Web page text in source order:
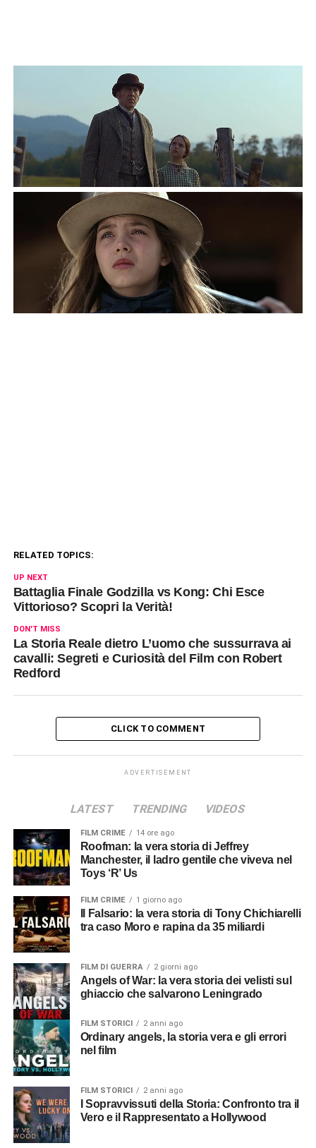
RELATED TOPICS:
UP NEXT
Battaglia Finale Godzilla vs Kong: Chi Esce
Vittorioso? Scopri la Verità!
DON'T MISS
La Storia Reale dietro L’uomo che sussurrava ai
cavalli: Segreti e Curiosità del Film con Robert
Redford
CLICK TO COMMENT
ADVERTISEMENT
LATEST TRENDING VIDEOS
FILM CRIME 14 ore ago
Roofman: la vera storia di Jeffrey
Manchester, il ladro gentile che viveva nel
Toys ‘R’ Us
FILM CRIME 1 giorno ago
tra caso Moro e rapina da 35 miliardi
FILM DI GUERRA 2 giorni ago
Angels of War: la vera storia dei velisti sul
ghiaccio che salvarono Leningrado
FILM STORICI 2 anni ago
Ordinary angels, la storia vera e gli errori
nel film
FILM STORICI 2 anni ago
Vero e il Rappresentato a Hollywood